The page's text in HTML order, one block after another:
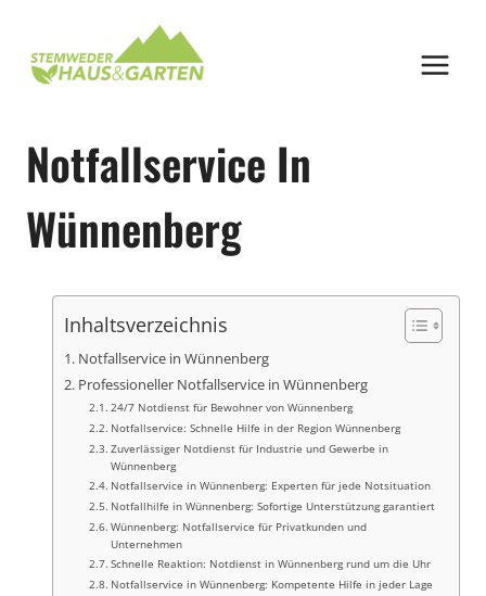
springen
Notfallservice In
Wünnenberg
Inhaltsverzeichnis
Notfallservice in Wünnenberg
Professioneller Notfallservice in Wünnenberg
24/7 Notdienst für Bewohner von Wünnenberg
Notfallservice: Schnelle Hilfe in der Region Wünnenberg
Zuverlässiger Notdienst für Industrie und Gewerbe in
Wünnenberg
Notfallservice in Wünnenberg: Experten für jede Notsituation
Notfallhilfe in Wünnenberg: Sofortige Unterstützung garantiert
Wünnenberg: Notfallservice für Privatkunden und
Unternehmen
Schnelle Reaktion: Notdienst in Wünnenberg rund um die Uhr
Notfallservice in Wünnenberg: Kompetente Hilfe in jeder Lage